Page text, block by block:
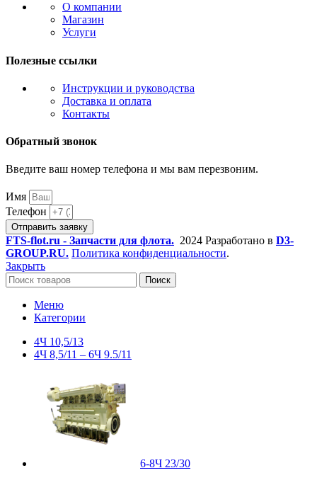
О компании
Магазин
Услуги
Полезные ссылки
Инструкции и руководства
Доставка и оплата
Контакты
Обратный звонок
Введите ваш номер телефона и мы вам перезвоним.
Имя
Телефон
Отправить заявку
FTS-flot.ru - Запчасти для флота. 2024 Разработано в D3-
GROUP.RU. Политика конфиденциальности.
Закрыть
Поиск
Меню
Категории
4Ч 10,5/13
4Ч 8,5/11 – 6Ч 9.5/11
6-8Ч 23/30